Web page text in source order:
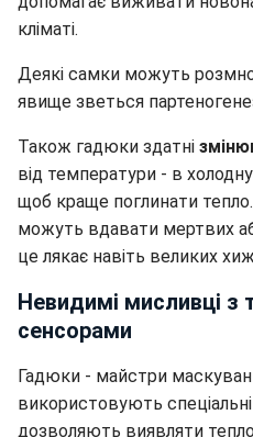
кліматі.
Деякі самки можуть
явище зветься
Також гадюки здатні
від температури - в
щоб краще поглинати
можуть вдавати мертвих
це лякає навіть великих
Невидимі мисливці з
сенсорами
Гадюки - майстри
використовують
дозволяють виявляти